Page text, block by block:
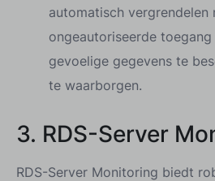
automatisch vergrendelen
ongeautoriseerde
gevoelige gegevens te
te waarborgen.
3. RDS-Server
RDS-Server Monitoring biedt